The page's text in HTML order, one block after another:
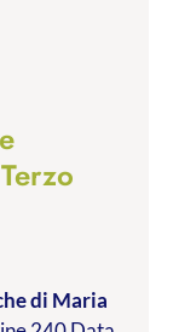
di Maria